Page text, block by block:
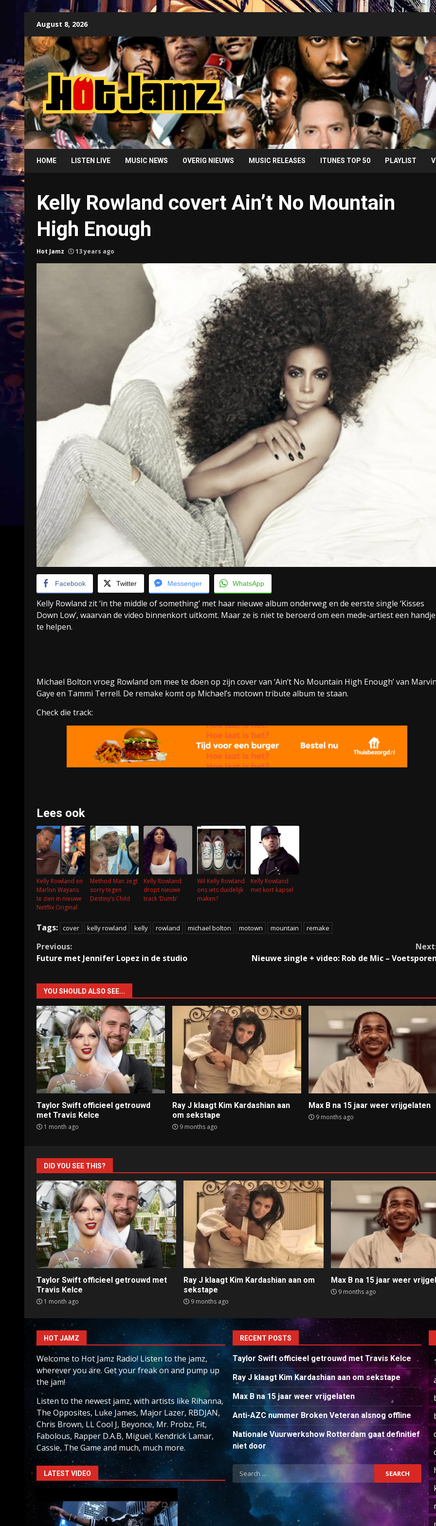
content
August 8, 2026
HOME LISTEN LIVE MUSIC NEWS OVERIG NIEUWS MUSIC RELEASES ITUNES TOP 50 PLAYLIST
Kelly Rowland covert Ain’t No Mountain
High Enough
Hot Jamz 13 years ago
Facebook Twitter Messenger WhatsApp
Kelly Rowland zit ‘in the middle of something’ met haar nieuwe album onderweg en de eerste single ‘Kisses
Down Low’, waarvan de video binnenkort uitkomt. Maar ze is niet te beroerd om een mede-artiest een handje
te helpen.
Michael Bolton vroeg Rowland om mee te doen op zijn cover van ‘Ain’t No Mountain High Enough’ van
Gaye en Tammi Terrell. De remake komt op Michael’s motown tribute album te staan.
Check die track:
Lees ook
Kelly Rowland en
Marlon Wayans
te zien in nieuwe
Netflix Original
Method Man zegt
sorry tegen
Destiny’s Child
Kelly Rowland
dropt nieuwe
track ‘Dumb’
Wil Kelly Rowland
ons iets duidelijk
maken?
Kelly Rowland
met kort kapsel
Tags: cover kelly rowland kelly rowland michael bolton motown mountain remake
Continue
Previous:
Future met Jennifer Lopez in de studio
Nieuwe single + video: Rob de Mic –
YOU SHOULD ALSO SEE...
Taylor Swift officieel getrouwd
met Travis Kelce
1 month ago
Ray J klaagt Kim Kardashian aan
om sekstape
9 months ago
Max B na 15 jaar weer vrijgelaten
9 months ago
Taylor Swift officieel getrouwd met Travis
Ray J klaagt Kim Kardashian aan om
sekstape
9 months ago
DID YOU SEE THIS?
Taylor Swift officieel getrouwd met
Travis Kelce
1 month ago
Ray J klaagt Kim Kardashian aan om
sekstape
9 months ago
Max B na 15 jaar weer
9 months ago
HOT JAMZ
Welcome to Hot Jamz Radio! Listen to the jamz,
wherever you are. Get your freak on and pump up
the jam!
Listen to the newest jamz, with artists like Rihanna,
The Opposites, Luke James, Major Lazer, RBDJAN,
Chris Brown, LL Cool J, Beyonce, Mr. Probz, Fit,
Fabolous, Rapper D.A.B, Miguel, Kendrick Lamar,
Cassie, The Game and much, much more.
LATEST VIDEO
RECENT POSTS
Taylor Swift officieel getrouwd met Travis Kelce
Ray J klaagt Kim Kardashian aan om sekstape
Max B na 15 jaar weer vrijgelaten
Anti-AZC nummer Broken Veteran alsnog offline
Nationale Vuurwerkshow Rotterdam gaat definitief
niet door
Search
for: